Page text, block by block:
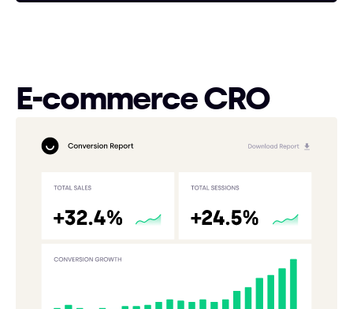
E-commerce CRO